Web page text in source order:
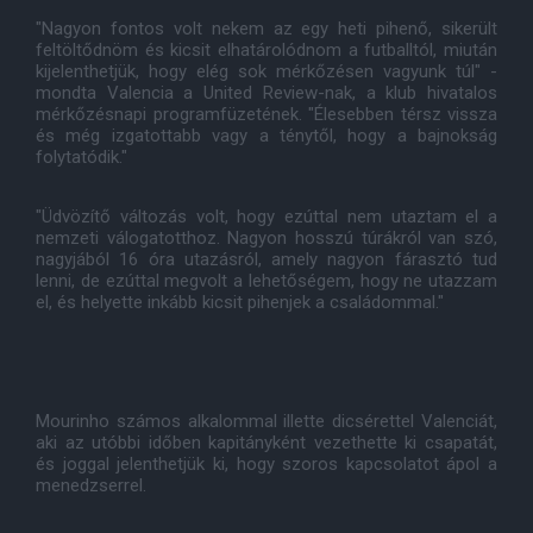
"Nagyon fontos volt nekem az egy heti pihenő, sikerült
feltöltődnöm és kicsit elhatárolódnom a futballtól, miután
kijelenthetjük, hogy elég sok mérkőzésen vagyunk túl" -
mondta Valencia a United Review-nak, a klub hivatalos
mérkőzésnapi programfüzetének. "Élesebben térsz vissza
és még izgatottabb vagy a ténytől, hogy a bajnokság
folytatódik."
"Üdvözítő változás volt, hogy ezúttal nem utaztam el a
nemzeti válogatotthoz. Nagyon hosszú túrákról van szó,
nagyjából 16 óra utazásról, amely nagyon fárasztó tud
lenni, de ezúttal megvolt a lehetőségem, hogy ne utazzam
el, és helyette inkább kicsit pihenjek a családommal."
Mourinho számos alkalommal illette dicsérettel Valenciát,
aki az utóbbi időben kapitányként vezethette ki csapatát,
és joggal jelenthetjük ki, hogy szoros kapcsolatot ápol a
menedzserrel.